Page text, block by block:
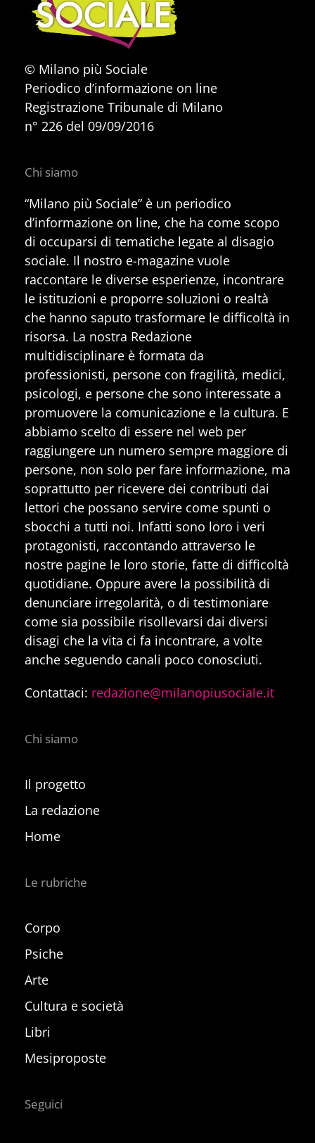
© Milano più Sociale
Periodico d’informazione on line
Registrazione Tribunale di Milano
n° 226 del 09/09/2016
Chi siamo
“Milano più Sociale” è un periodico
d’informazione on line, che ha come scopo
di occuparsi di tematiche legate al disagio
sociale. Il nostro e-magazine vuole
raccontare le diverse esperienze, incontrare
le istituzioni e proporre soluzioni o realtà
che hanno saputo trasformare le difficoltà in
risorsa. La nostra Redazione
multidisciplinare è formata da
professionisti, persone con fragilità, medici,
psicologi, e persone che sono interessate a
promuovere la comunicazione e la cultura. E
abbiamo scelto di essere nel web per
raggiungere un numero sempre maggiore di
persone, non solo per fare informazione, ma
soprattutto per ricevere dei contributi dai
lettori che possano servire come spunti o
sbocchi a tutti noi. Infatti sono loro i veri
protagonisti, raccontando attraverso le
nostre pagine le loro storie, fatte di difficoltà
quotidiane. Oppure avere la possibilità di
denunciare irregolarità, o di testimoniare
come sia possibile risollevarsi dai diversi
disagi che la vita ci fa incontrare, a volte
anche seguendo canali poco conosciuti.
Contattaci: redazione@milanopiusociale.it
Chi siamo
Il progetto
La redazione
Home
Le rubriche
Corpo
Psiche
Arte
Cultura e società
Libri
Mesiproposte
Seguici